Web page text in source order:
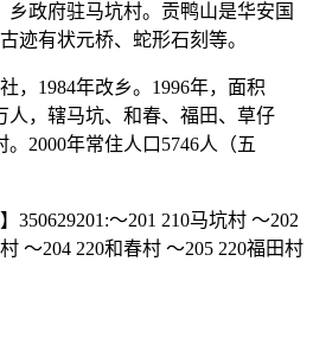
乡政府驻马坑村。贡鸭山是华安国
迹有状元桥、蛇形石刻等。
，1984年改乡。1996年，面积
人，辖马坑、和春、福田、草仔
2000年常住人口5746人（五
350629201:～201 210马坑村 ～202
～204 220和春村 ～205 220福田村